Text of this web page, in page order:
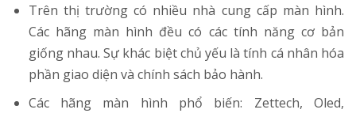
Trên thị trường có nhiều nhà cung cấp màn hình.
Các hãng màn hình đều có các tính năng cơ bản
giống nhau. Sự khác biệt chủ yếu là tính cá nhân hóa
phần giao diện và chính sách bảo hành.
Các hãng màn hình phổ biến: Zettech, Oled,